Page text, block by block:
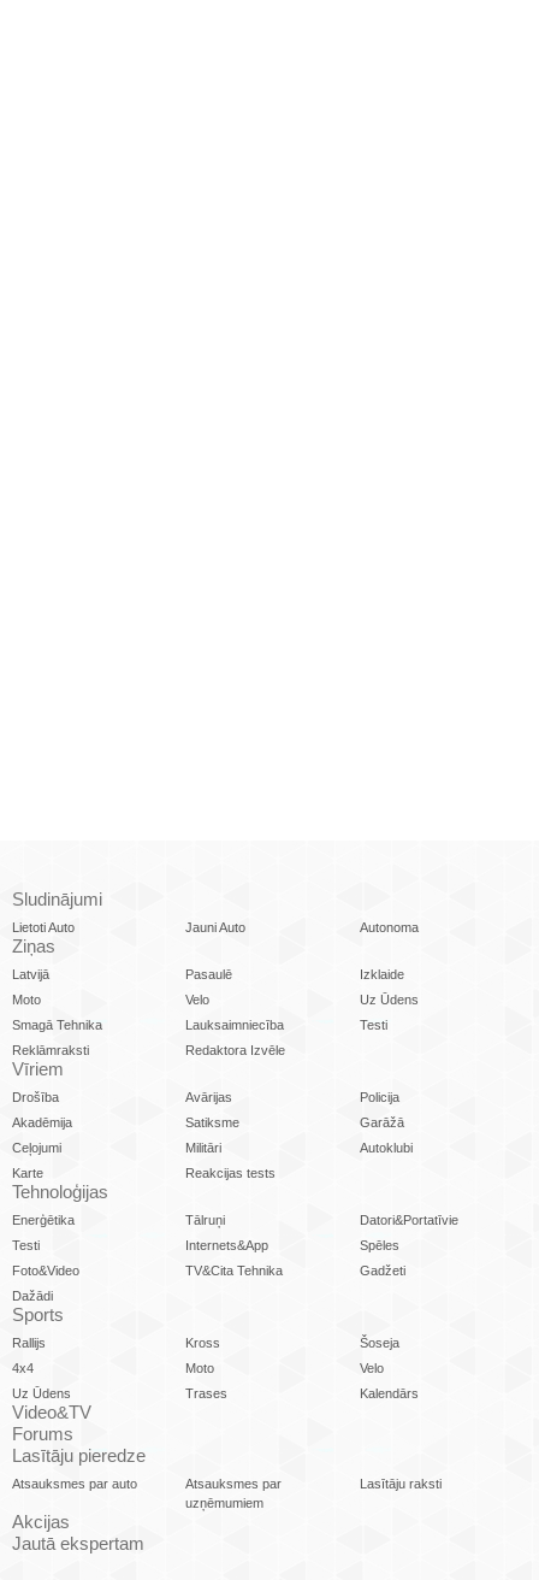
Sludinājumi
Lietoti Auto Jauni Auto Autonoma
Ziņas
Latvijā Pasaulē
Izklaide
Moto
Velo
Uz Ūdens
Smagā Tehnika
Lauksaimniecība
Testi
Reklāmraksti
Redaktora Izvēle
Vīriem
Drošība Avārijas
Policija
Akadēmija
Satiksme
Garāžā
Ceļojumi
Militāri
Autoklubi
Karte
Reakcijas tests
Tehnoloģijas
Enerģētika Tālruņi
Datori&Portatīvie
Testi
Internets&App
Spēles
Foto&Video
TV&Cita Tehnika
Gadžeti
Dažādi
Sports
Rallijs Kross
Šoseja
4x4
Moto
Velo
Uz Ūdens
Trases Kalendārs
Video&TV
Forums
Lasītāju pieredze
Atsauksmes par auto
Atsauksmes par
uzņēmumiem
Lasītāju raksti
Akcijas
Jautā ekspertam